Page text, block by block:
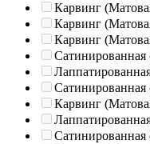
Карвинг
Карвинг
Карвинг
Карвинг